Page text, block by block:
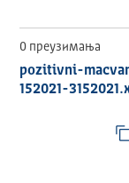
0 преузимања
pozitivni-
152021-